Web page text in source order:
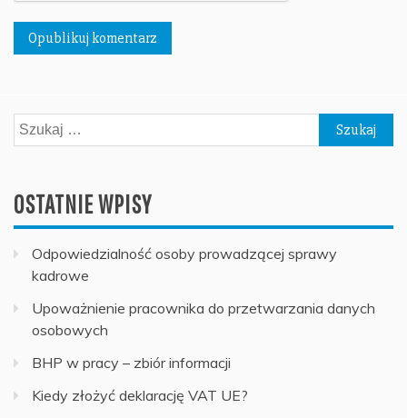
Szukaj:
OSTATNIE WPISY
Odpowiedzialność osoby prowadzącej sprawy
kadrowe
Upoważnienie pracownika do przetwarzania danych
osobowych
BHP w pracy – zbiór informacji
Kiedy złożyć deklarację VAT UE?